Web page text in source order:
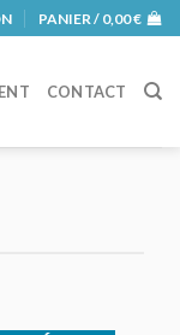
PANIER / 0,00€
CONTACT